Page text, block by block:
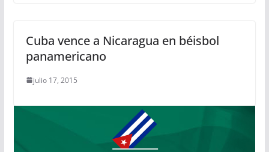
Cuba vence a Nicaragua en béisbol
panamericano
julio 17, 2015